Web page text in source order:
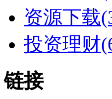
资源下载
投资理财
链接